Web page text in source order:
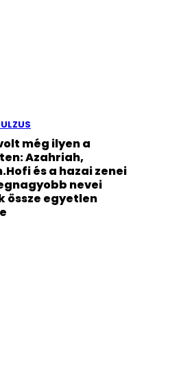
még ilyen a
Azahriah,
és a hazai zenei
nevei
össze egyetlen